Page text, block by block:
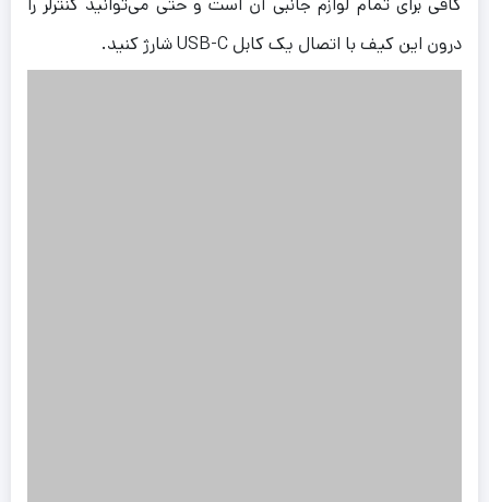
درون این کیف با اتصال یک کابل USB-C شارژ کنید.